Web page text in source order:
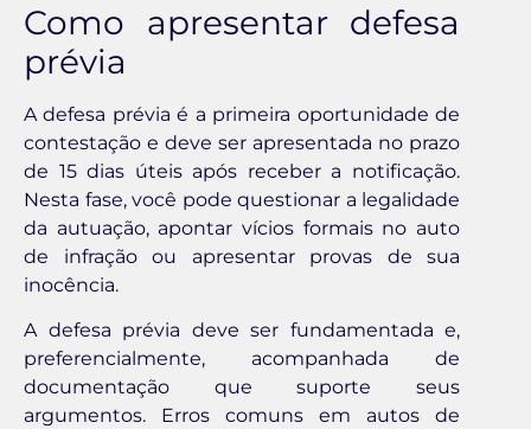
Como apresentar defesa
prévia
A defesa prévia é a primeira oportunidade de
contestação e deve ser apresentada no prazo
de 15 dias úteis após receber a notificação.
Nesta fase, você pode questionar a legalidade
da autuação, apontar vícios formais no auto
de infração ou apresentar provas de sua
inocência.
A defesa prévia deve ser fundamentada e,
preferencialmente, acompanhada de
documentação que suporte seus
argumentos. Erros comuns em autos de